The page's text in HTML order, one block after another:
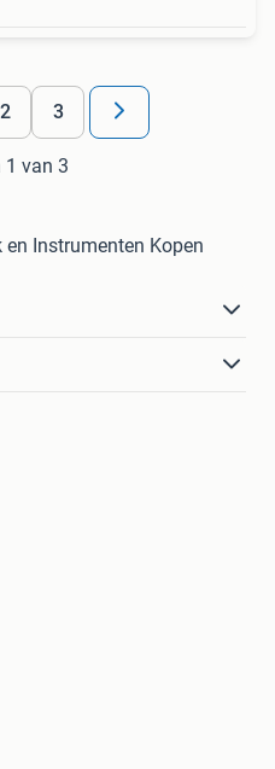
2 3
1 van 3
Instrumenten Kopen